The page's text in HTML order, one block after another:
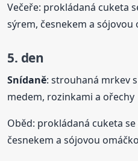
Večeře: prokládaná cuketa
sýrem, česnekem a sójovou
5. den
Snídaně: strouhaná mrkev
medem, rozinkami a ořechy
Oběd: prokládaná cuketa
česnekem a sójovou